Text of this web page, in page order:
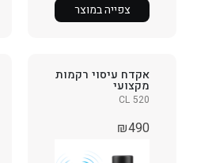
צפייה במוצר
אקדח עיסוי רקמות
מקצועי
CL 520
₪490